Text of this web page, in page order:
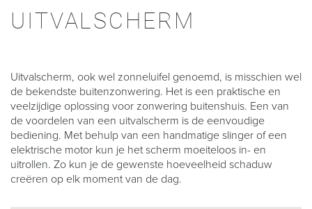
UITVALSCHERM
Uitvalscherm, ook wel zonneluifel genoemd, is misschien wel
de bekendste buitenzonwering. Het is een praktische en
veelzijdige oplossing voor zonwering buitenshuis. Een van
de voordelen van een uitvalscherm is de eenvoudige
bediening. Met behulp van een handmatige slinger of een
elektrische motor kun je het scherm moeiteloos in- en
uitrollen. Zo kun je de gewenste hoeveelheid schaduw
creëren op elk moment van de dag.